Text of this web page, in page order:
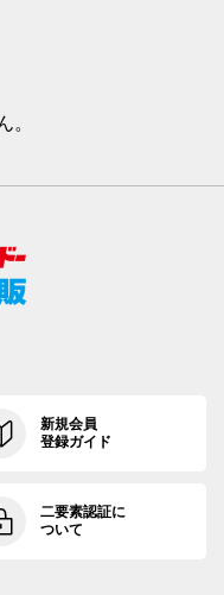
。
新規会員
登録ガイド
二要素認証に
ついて